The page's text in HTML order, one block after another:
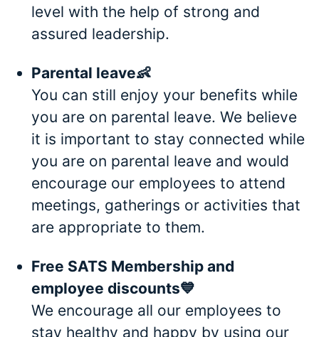
level with the help of strong and
assured leadership.
Parental leave👶
You can still enjoy your benefits while
you are on parental leave. We believe
it is important to stay connected while
you are on parental leave and would
encourage our employees to attend
meetings, gatherings or activities that
are appropriate to them.
Free SATS Membership and
employee discounts💙
We encourage all our employees to
stay healthy and happy by using our